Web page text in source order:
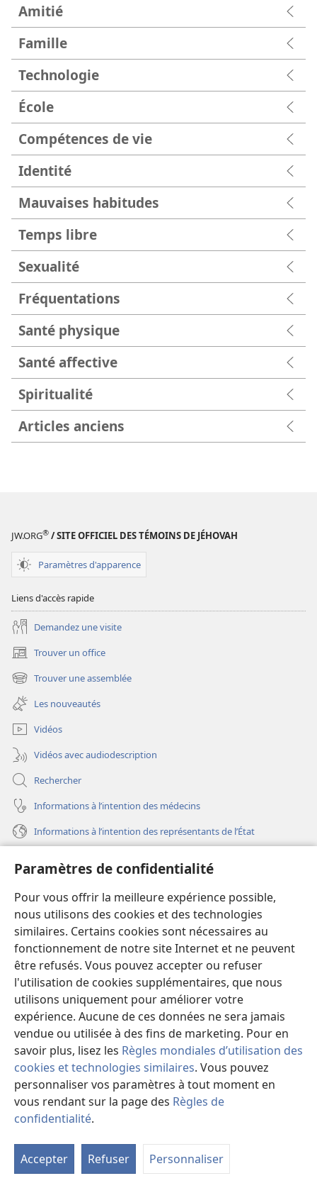
Paramètres de confidentialité
Pour vous offrir la meilleure expérience possible,
nous utilisons des cookies et des technologies
similaires. Certains cookies sont nécessaires au
fonctionnement de notre site Internet et ne peuvent
être refusés. Vous pouvez accepter ou refuser
l'utilisation de cookies supplémentaires, que nous
utilisons uniquement pour améliorer votre
expérience. Aucune de ces données ne sera jamais
vendue ou utilisée à des fins de marketing. Pour en
savoir plus, lisez les Règles mondiales d’utilisation des
cookies et technologies similaires. Vous pouvez
personnaliser vos paramètres à tout moment en
vous rendant sur la page des Règles de
confidentialité.
Accepter Refuser Personnaliser
Amitié
Famille
Technologie
École
Compétences de vie
Identité
Mauvaises habitudes
Temps libre
Sexualité
Fréquentations
Santé physique
Santé affective
Spiritualité
Articles anciens
JW.ORG® / SITE OFFICIEL DES TÉMOINS DE JÉHOVAH
Paramètres d'apparence
Liens d'accès rapide
Demandez une visite
Trouver un office
(ouvre
une
nouvelle
fenêtre)
Trouver une assemblée
(ouvre
une
nouvelle
fenêtre)
Les nouveautés
Vidéos
Vidéos avec audiodescription
Rechercher
Informations à l’intention des médecins
Informations à l’intention des représentants de l’État
(ouvre
une
nouvelle
fenêtre)
Bibliothèque en ligne
(ouvre
une
nouvelle
fenêtre)
JW Hub®
(ouvre
une
nouvelle
fenêtre)
JW Library
Watchtower Library
Copyright© 2026 Watch Tower Bible and Tract Society of Pennsylvania.
CONDITIONS D’UTILISATION